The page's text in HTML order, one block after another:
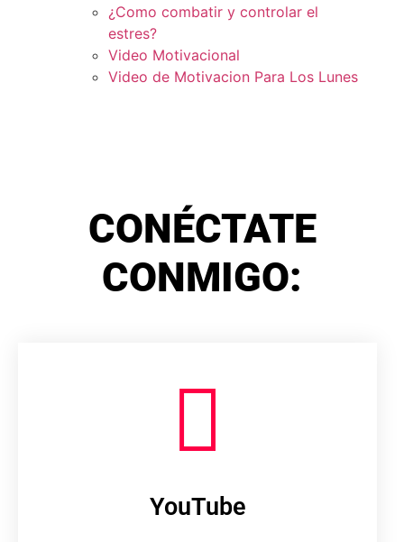
¿Como combatir y controlar el
estres?
Video Motivacional
Video de Motivacion Para Los Lunes
CONÉCTATE
CONMIGO:
YouTube